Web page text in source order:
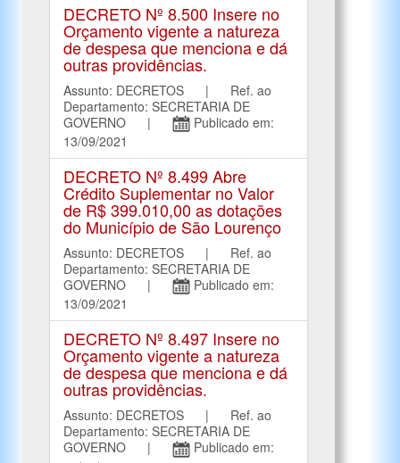
DECRETO Nº 8.500 Insere no
Orçamento vigente a natureza
de despesa que menciona e dá
outras providências.
Assunto: DECRETOS | Ref. ao
Departamento: SECRETARIA DE
GOVERNO |
Publicado em:
13/09/2021
DECRETO Nº 8.499 Abre
Crédito Suplementar no Valor
de R$ 399.010,00 as dotações
do Município de São Lourenço
Assunto: DECRETOS | Ref. ao
Departamento: SECRETARIA DE
GOVERNO |
Publicado em:
13/09/2021
DECRETO Nº 8.497 Insere no
Orçamento vigente a natureza
de despesa que menciona e dá
outras providências.
Assunto: DECRETOS | Ref. ao
Departamento: SECRETARIA DE
GOVERNO |
Publicado em: